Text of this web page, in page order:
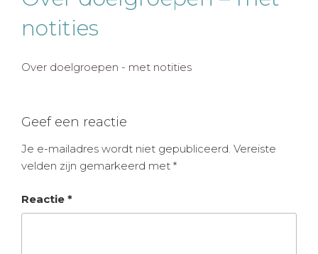
notities
Over doelgroepen - met notities
Geef een reactie
Je e-mailadres wordt niet gepubliceerd. Vereiste
velden zijn gemarkeerd met *
Reactie *